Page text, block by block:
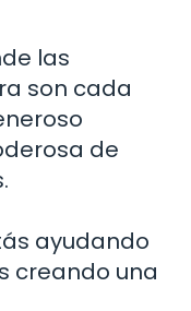
las
son cada
de
ayudando
creando una